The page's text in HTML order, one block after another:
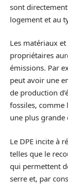
sont
logement et au
Les matériaux
propriétaires
émissions. Par
peut avoir une
de production
fossiles, comme
une plus grande
Le DPE incite à
telles que le
qui permettent
serre et, par